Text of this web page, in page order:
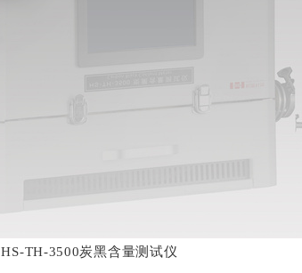
HS-TH-3500炭黑含量测试仪